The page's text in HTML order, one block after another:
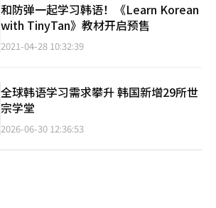
和防弹一起学习韩语！《Learn Korean
with TinyTan》教材开启预售
2021-04-28 10:32:39
全球韩语学习需求攀升 韩国新增29所世
宗学堂
2026-06-30 12:36:53